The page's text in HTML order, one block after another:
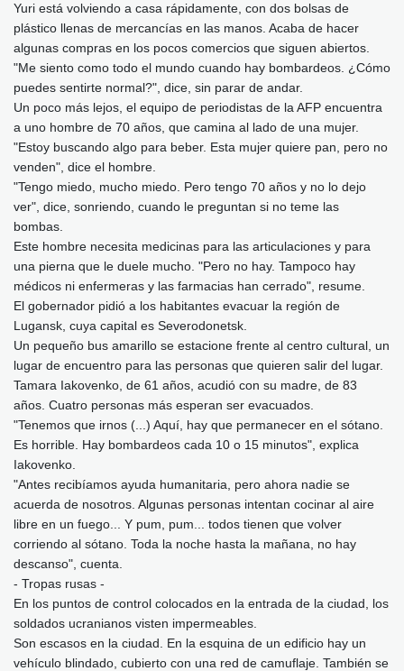
Yuri está volviendo a casa rápidamente, con dos bolsas de
plástico llenas de mercancías en las manos. Acaba de hacer
algunas compras en los pocos comercios que siguen abiertos.
"Me siento como todo el mundo cuando hay bombardeos. ¿Cómo
puedes sentirte normal?", dice, sin parar de andar.
Un poco más lejos, el equipo de periodistas de la AFP encuentra
a uno hombre de 70 años, que camina al lado de una mujer.
"Estoy buscando algo para beber. Esta mujer quiere pan, pero no
venden", dice el hombre.
"Tengo miedo, mucho miedo. Pero tengo 70 años y no lo dejo
ver", dice, sonriendo, cuando le preguntan si no teme las
bombas.
Este hombre necesita medicinas para las articulaciones y para
una pierna que le duele mucho. "Pero no hay. Tampoco hay
médicos ni enfermeras y las farmacias han cerrado", resume.
El gobernador pidió a los habitantes evacuar la región de
Lugansk, cuya capital es Severodonetsk.
Un pequeño bus amarillo se estacione frente al centro cultural, un
lugar de encuentro para las personas que quieren salir del lugar.
Tamara Iakovenko, de 61 años, acudió con su madre, de 83
años. Cuatro personas más esperan ser evacuados.
"Tenemos que irnos (...) Aquí, hay que permanecer en el sótano.
Es horrible. Hay bombardeos cada 10 o 15 minutos", explica
Iakovenko.
"Antes recibíamos ayuda humanitaria, pero ahora nadie se
acuerda de nosotros. Algunas personas intentan cocinar al aire
libre en un fuego... Y pum, pum... todos tienen que volver
corriendo al sótano. Toda la noche hasta la mañana, no hay
descanso", cuenta.
- Tropas rusas -
En los puntos de control colocados en la entrada de la ciudad, los
soldados ucranianos visten impermeables.
Son escasos en la ciudad. En la esquina de un edificio hay un
vehículo blindado, cubierto con una red de camuflaje. También se